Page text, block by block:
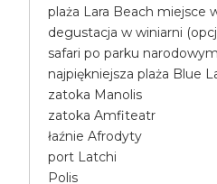
plaża Lara Beach miejsce
degustacja w winiarni
safari po parku
najpiękniejsza plaża Blue
zatoka Manolis
zatoka Amfiteatr
łaźnie Afrodyty
port Latchi
Polis